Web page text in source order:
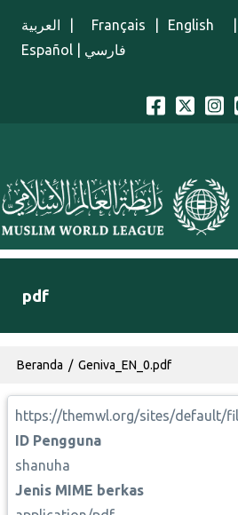
العربية
Français English
Español
فارسي
Menu Indonesian
pdf
Breadcrumb
Beranda Geniva_EN_0.pdf
https://themwl.org/sites/default/
ID Pengguna
shanuha
Jenis MIME berkas